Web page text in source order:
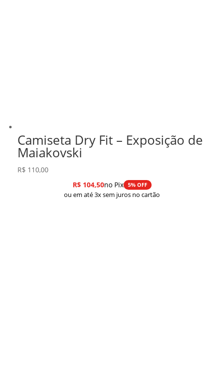
Camiseta Dry Fit – Exposição de
Maiakovski
R$ 110,00
R$104,50no Pix 5% OFF
ou em até 3x sem juros no cartão